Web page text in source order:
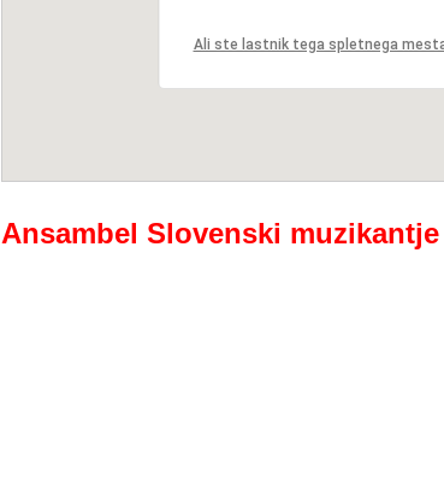
Ali ste lastnik tega spletnega
Ansambel Slovenski muzikantje